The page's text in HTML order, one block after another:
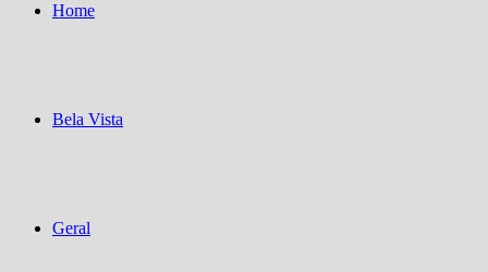
Home
Bela Vista
Geral